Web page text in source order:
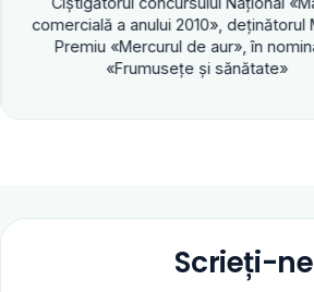
a anului 2010», deţinătorul Marelui
«Mercurul de aur», în nominaţia
«Frumuseţe şi sănătate»
Scrieți-ne